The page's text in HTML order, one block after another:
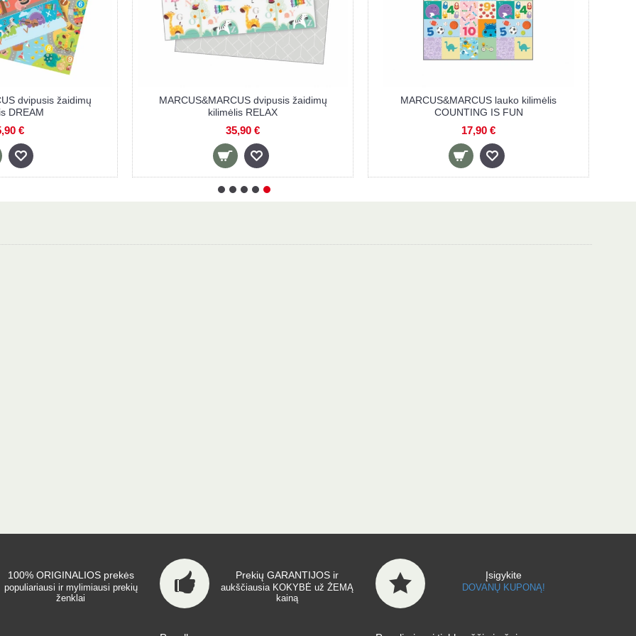
KIK sulankstomas dvipusis kilimėlis,
Miškas/Miestas, 200x180 cm
32,70 €
KIK minkšta dėlionė - kilimėlis, 85 x 85 cm, 9
dalys
9,90 €
KIK minkšta dėlionė - kilimėlis
dalių
10,90 €
100% ORIGINALIOS prekės
populiariausi ir mylimiausi prekių
ženklai
Prekių GARANTIJOS ir
aukščiausia KOKYBĖ už ŽEMĄ
kainą
Įsigykite
DOVANŲ KUPONĄ!